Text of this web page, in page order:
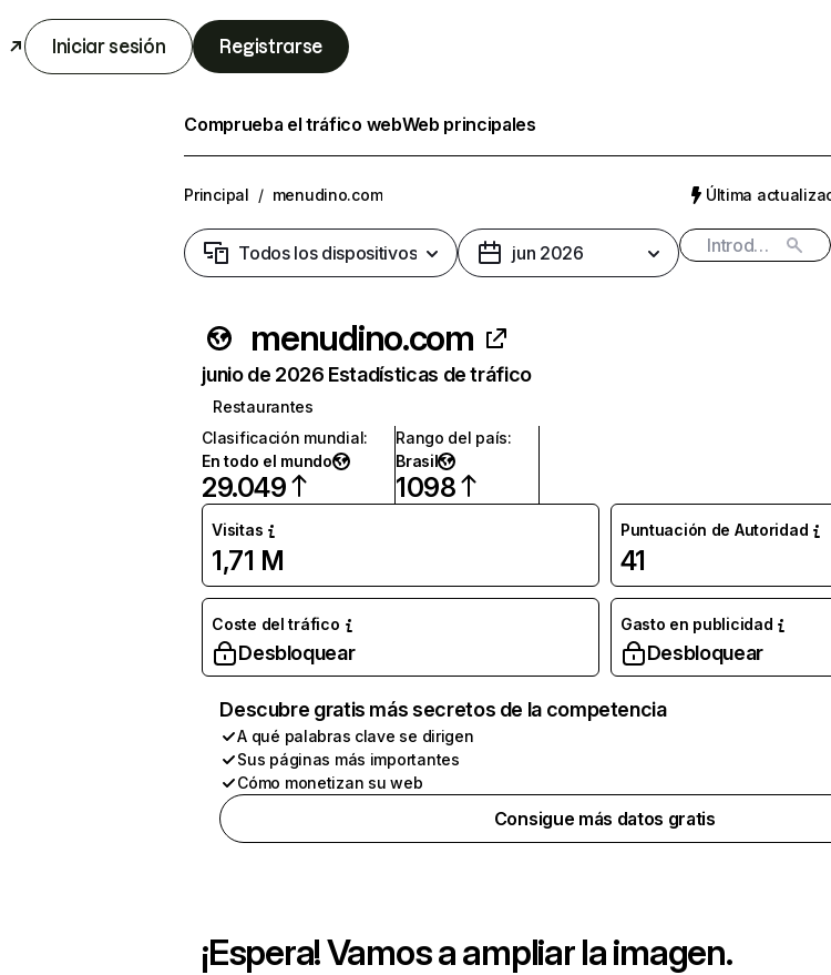
Iniciar sesión Registrarse
Comprueba el tráfico webWeb principales
Principal / menudino.com Última
Todos los dispositivos jun 2026
menudino.com
junio de 2026 Estadísticas de tráfico
Restaurantes
Clasificación mundial:
En todo el mundo
29.049
Rango del país:
Brasil
1098
Visitas
1,71 M
Puntuación de Autoridad
41
Coste del tráfico
Desbloquear
Gasto en publicidad
Desbloquear
Descubre gratis más secretos de la competencia
A qué palabras clave se dirigen
Sus páginas más importantes
Cómo monetizan su web
Consigue más datos gratis
¡Espera! Vamos a ampliar la imagen.